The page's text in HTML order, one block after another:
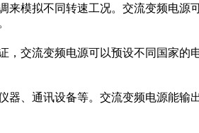
模拟不同转速工况。交流变频电源
交流变频电源可以预设不同国家的
、通讯设备等。交流变频电源能输